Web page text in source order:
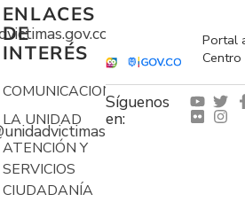
ENLACES
DE
INTERÉS
COMUNICACIONES
LA UNIDAD
ATENCIÓN Y
SERVICIOS
CIUDADANÍA
Portal
Síguenos
en: